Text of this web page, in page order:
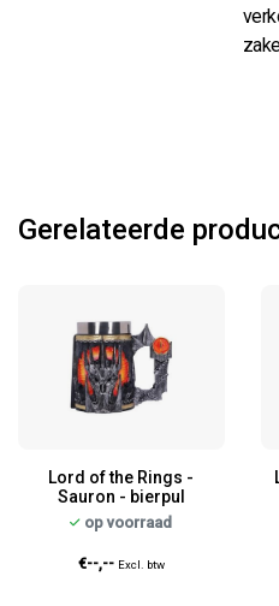
Gerelateerde
Lord of the Rings -
Sauron - bierpul
op voorraad
€--,-- Excl. btw